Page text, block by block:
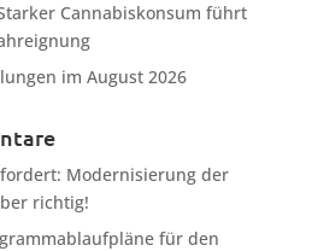
Cannabiskonsum führt
im August 2026
fordert: Modernisierung der
richtig!
für den